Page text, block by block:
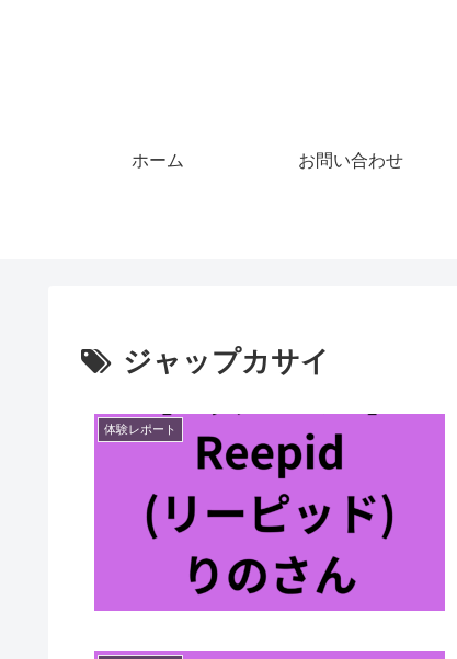
ホーム お問い合わせ
ジャップカサイ
体験レポート